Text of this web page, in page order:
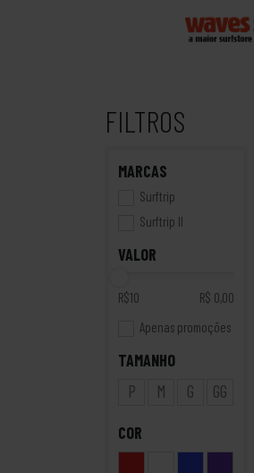
FILTROS
MARCAS
Surftrip
Surftrip II
VALOR
R$10
R$ 0,00
Apenas promoções
TAMANHO
P M G GG
COR